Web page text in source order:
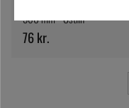
360 mm - Östlin
76 kr.